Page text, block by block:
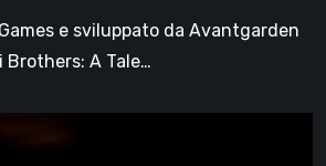
e sviluppato da Avantgarden
Brothers: A Tale…